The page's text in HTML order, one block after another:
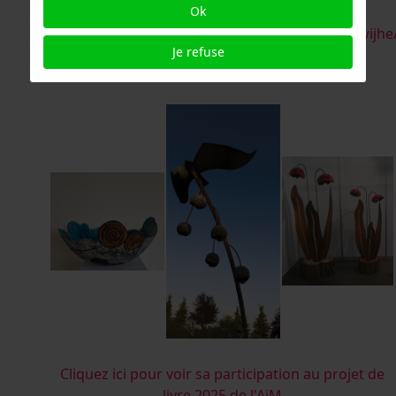
https://www.instagram.com/
henny@deverbeeldingwijhe.nl
Cliquez ici pour voir sa participation au projet de
Ok
Je refuse